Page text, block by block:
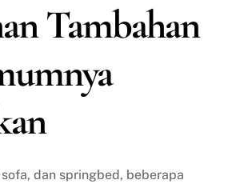
Tambahan
dan springbed, beberapa